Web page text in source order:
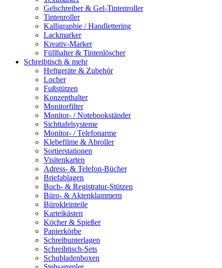
Gelschreiber & Gel-Tintenroller
Tintenroller
Kalligraphie / Handlettering
Lackmarker
Kreativ-Marker
Füllhalter & Tintenlöscher
Schreibtisch & mehr
Heftgeräte & Zubehör
Locher
Fußstützen
Konzepthalter
Monitorfilter
Monitor- / Notebookständer
Sichttafelsysteme
Monitor- / Telefonarme
Klebefilme & Abroller
Sortierstationen
Visitenkarten
Adress- & Telefon-Bücher
Briefablagen
Buch- & Registratur-Stützen
Büro- & Aktenklammern
Bürokleinteile
Karteikästen
Köcher & Spießer
Papierkörbe
Schreibunterlagen
Schreibtisch-Sets
Schubladenboxen